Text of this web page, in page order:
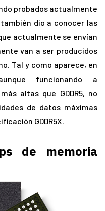
probados actualmente
dio a conocer las
actualmente se envían
van a ser producidos
Tal y como aparece, en
funcionando a
altas que GDDR5, no
de datos máximas
GDDR5X.
de memoria